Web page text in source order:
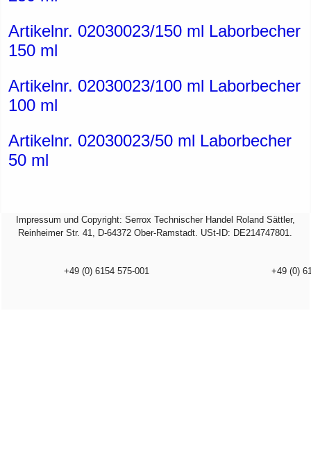
Artikelnr. 02030023/150 ml Laborbecher
150 ml
Artikelnr. 02030023/100 ml Laborbecher
100 ml
Artikelnr. 02030023/50 ml Laborbecher
50 ml
Impressum und Copyright: Serrox Technischer Handel Roland Sättler,
Reinheimer Str. 41, D-64372 Ober-Ramstadt. USt-ID: DE214747801.
+49 (0) 6154 575-001 +49 (0)